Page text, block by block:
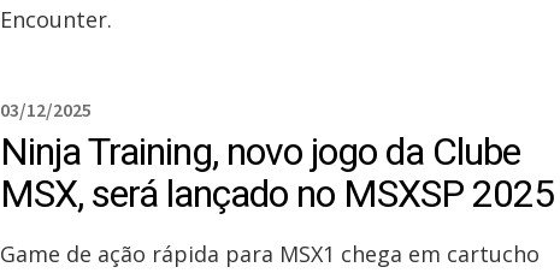
Encounter.
03/12/2025
Ninja Training, novo jogo da Clube
MSX, será lançado no MSXSP 2025
Game de ação rápida para MSX1 chega em cartucho